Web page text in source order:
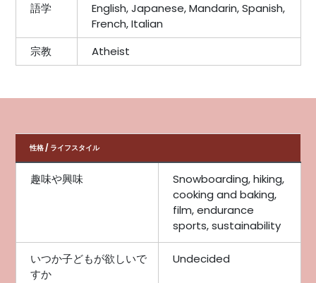
語学
English, Japanese, Mandarin, Spanish,
French, Italian
宗教
Atheist
性格 / ライフスタイル
趣味や興味
Snowboarding, hiking,
cooking and baking,
film, endurance
sports, sustainability
いつか子どもが欲しいで
すか
Undecided